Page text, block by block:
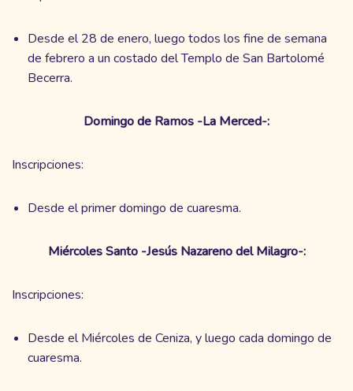
Desde el 28 de enero, luego todos los fine de semana
de febrero a un costado del Templo de San Bartolomé
Becerra.
Domingo de Ramos -La Merced-:
Inscripciones:
Desde el primer domingo de cuaresma.
Miércoles Santo -Jesús Nazareno del Milagro-:
Inscripciones:
Desde el Miércoles de Ceniza, y luego cada domingo de
cuaresma.